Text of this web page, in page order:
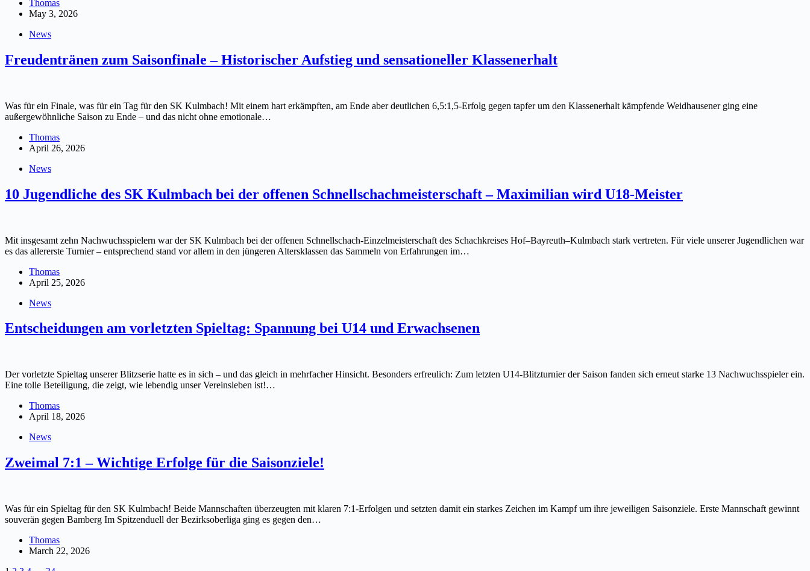
Thomas
May 3, 2026
News
Freudentränen zum Saisonfinale – Historischer Aufstieg und sensationeller Klassenerhalt
Was für ein Finale, was für ein Tag für den SK Kulmbach! Mit einem hart erkämpften, am Ende aber deutlichen 6,5:1,5-Erfolg gegen tapfer um den Klassenerhalt kämpfende Weidhausener ging eine
außergewöhnliche Saison zu Ende – und das nicht ohne emotionale…
Thomas
April 26, 2026
News
10 Jugendliche des SK Kulmbach bei der offenen Schnellschachmeisterschaft – Maximilian wird U18-Meister
Mit insgesamt zehn Nachwuchsspielern war der SK Kulmbach bei der offenen Schnellschach-Einzelmeisterschaft des Schachkreises Hof–Bayreuth–Kulmbach stark vertreten. Für viele unserer Jugendlichen war
es das allererste Turnier – entsprechend stand vor allem in den jüngeren Altersklassen das Sammeln von Erfahrungen im…
Thomas
April 25, 2026
News
Entscheidungen am vorletzten Spieltag: Spannung bei U14 und Erwachsenen
Der vorletzte Spieltag unserer Blitzserie hatte es in sich – und das gleich in mehrfacher Hinsicht. Besonders erfreulich: Zum letzten U14-Blitzturnier der Saison fanden sich erneut starke 13 Nachwuchsspieler ein.
Eine tolle Beteiligung, die zeigt, wie lebendig unser Vereinsleben ist!…
Thomas
April 18, 2026
News
Zweimal 7:1 – Wichtige Erfolge für die Saisonziele!
Was für ein Spieltag für den SK Kulmbach! Beide Mannschaften überzeugten mit klaren 7:1-Erfolgen und setzten damit ein starkes Zeichen im Kampf um ihre jeweiligen Saisonziele. Erste Mannschaft gewinnt
souverän gegen Bamberg Im Spitzenduell der Bezirksoberliga ging es gegen den…
Thomas
March 22, 2026